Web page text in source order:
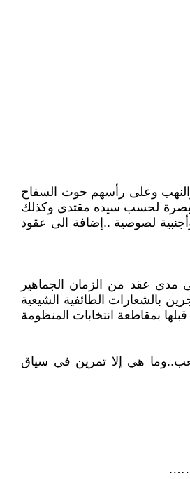
والدمار والنهب وعلى رأسهم حوت السفاح
لحسب سيده مقتدى وكذلك
لصوصية ..إضافة الى عقود
مدى عقد من الزمان الجماهير
بالشعارات الطائفية الشيعية
الشعبية الوطنية العراقية في انتفاضة تشرين 2019 الشبابية الشعبية وما قبلها بمقاطعة انتخابات المنظومة
هي إلا تمرين في سياق
…….